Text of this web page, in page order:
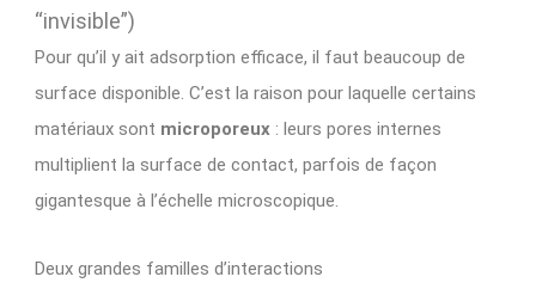
“invisible”)
Pour qu’il y ait adsorption efficace, il faut beaucoup de
surface disponible. C’est la raison pour laquelle certains
matériaux sont microporeux: leurs pores internes
multiplient la surface de contact, parfois de façon
gigantesque à l’échelle microscopique.
Deux grandes familles d’interactions